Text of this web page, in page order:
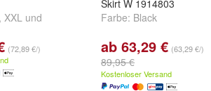
, XXL und
(72,89 €/)
Skirt W 1914803
Farbe: Black
ab 63,29 € (63,29 €/)
89,95 €
Kostenloser Versand